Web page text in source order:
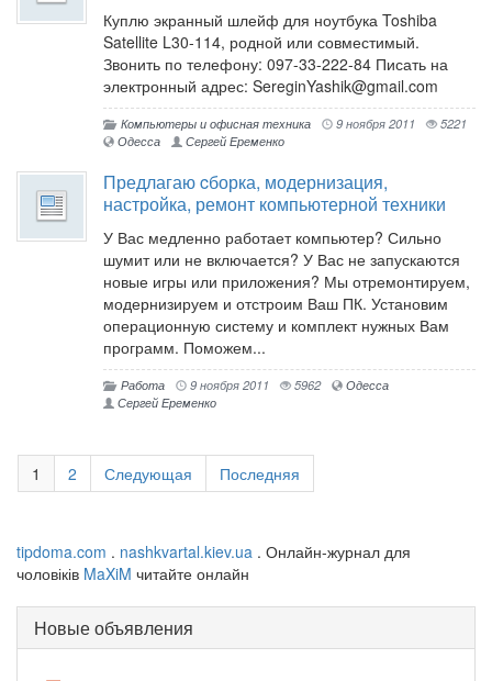
Куплю экранный шлейф для ноутбука Toshiba
Satellite L30-114, родной или совместимый.
Звонить по телефону: 097-33-222-84 Писать на
электронный адрес: SereginYashik@gmail.com
Компьютеры и офисная техника 9 ноября 2011
5221
Одесса
Сергей Еременко
Предлагаю cборка, модернизация,
настройка, ремонт компьютерной техники
У Вас медленно работает компьютер? Сильно
шумит или не включается? У Вас не запускаются
новые игры или приложения? Мы отремонтируем,
модернизируем и отстроим Ваш ПК. Установим
операционную систему и комплект нужных Вам
программ. Поможем...
Работа 9 ноября 2011 5962
Одесса
Сергей Еременко
1 2 Следующая Последняя
tipdoma.com . nashkvartal.kiev.ua . Онлайн-журнал для
чоловіків MaXiM читайте онлайн
Новые объявления